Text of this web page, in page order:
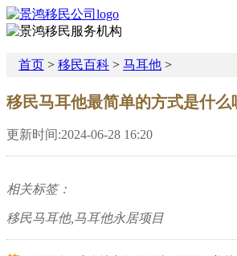
首页 > 移民百科 > 马耳他 >
移民马耳他最简单的方式是什么
更新时间:2024-06-28 16:20
相关标签：
移民马耳他,马耳他永居项目